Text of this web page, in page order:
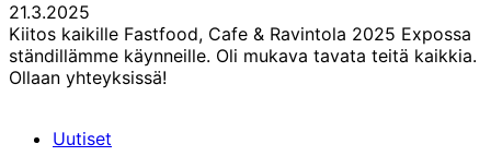
21.3.2025
Kiitos kaikille Fastfood, Cafe & Ravintola 2025 Expossa
ständillämme käynneille. Oli mukava tavata teitä kaikkia.
Ollaan yhteyksissä!
Uutiset